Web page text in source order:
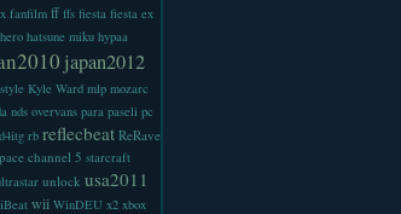
fanfilm ff ffs fiesta fiesta ex
hatsune miku hypaa
japan2012
Kyle Ward mlp mozarc
nds overvans para paseli pc
rb reflecbeat ReRave
channel 5 starcraft
unlock usa2011
wii WinDEU x2 xbox